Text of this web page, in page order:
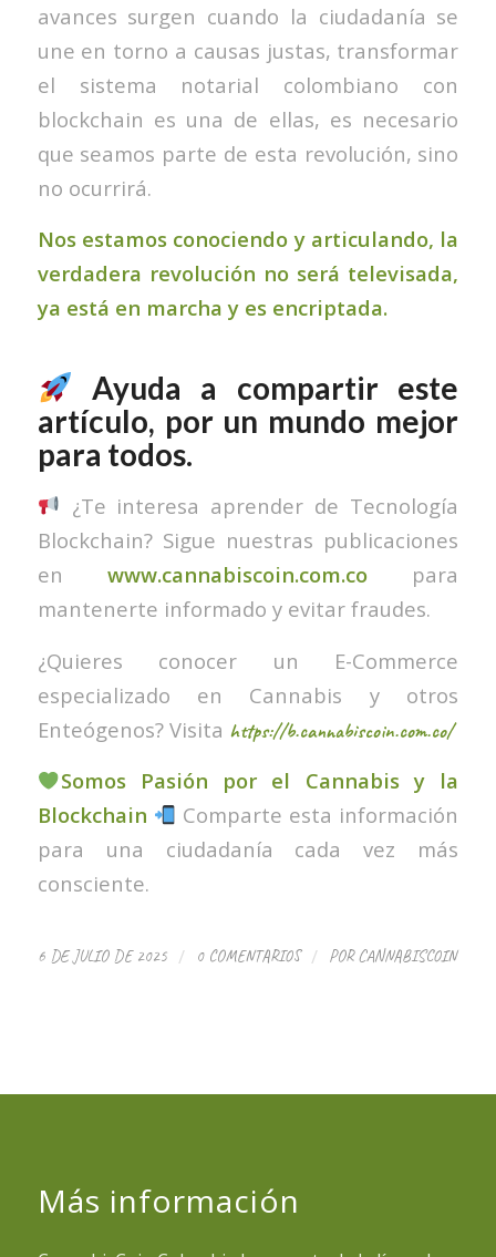
avances surgen cuando la ciudadanía se
une en torno a causas justas, transformar
el sistema notarial colombiano con
blockchain es una de ellas, es necesario
que seamos parte de esta revolución, sino
no ocurrirá.
Nos estamos conociendo y articulando, la
verdadera revolución no será televisada,
ya está en marcha y es encriptada.
Ayuda a compartir este
artículo, por un mundo mejor
para todos.
¿Te interesa aprender de Tecnología
Blockchain? Sigue nuestras publicaciones
en www.cannabiscoin.com.co para
mantenerte informado y evitar fraudes.
¿Quieres conocer un E-Commerce
especializado en Cannabis y otros
Enteógenos? Visita https://b.cannabiscoin.com.co/
Somos Pasión por el Cannabis y la
Blockchain
Comparte esta información
para una ciudadanía cada vez más
consciente.
6 DE JULIO DE 2025 / 0 COMENTARIOS / PORCANNABISCOIN
Más información